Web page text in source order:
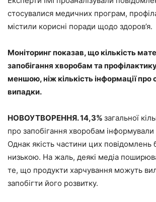
стосувалися медичних програм,
містили корисні поради щодо здоров’я.
Моніторинг показав, що кількість
запобігання хворобам та
меншою, ніж кількість інформації про
випадки.
НОВОУТВОРЕННЯ. 14,3% загальної
про запобігання хворобам
Однак якість частини цих повідомлень
низькою. На жаль, деякі медіа
те, що продукти харчування можуть
запобігти його розвитку.